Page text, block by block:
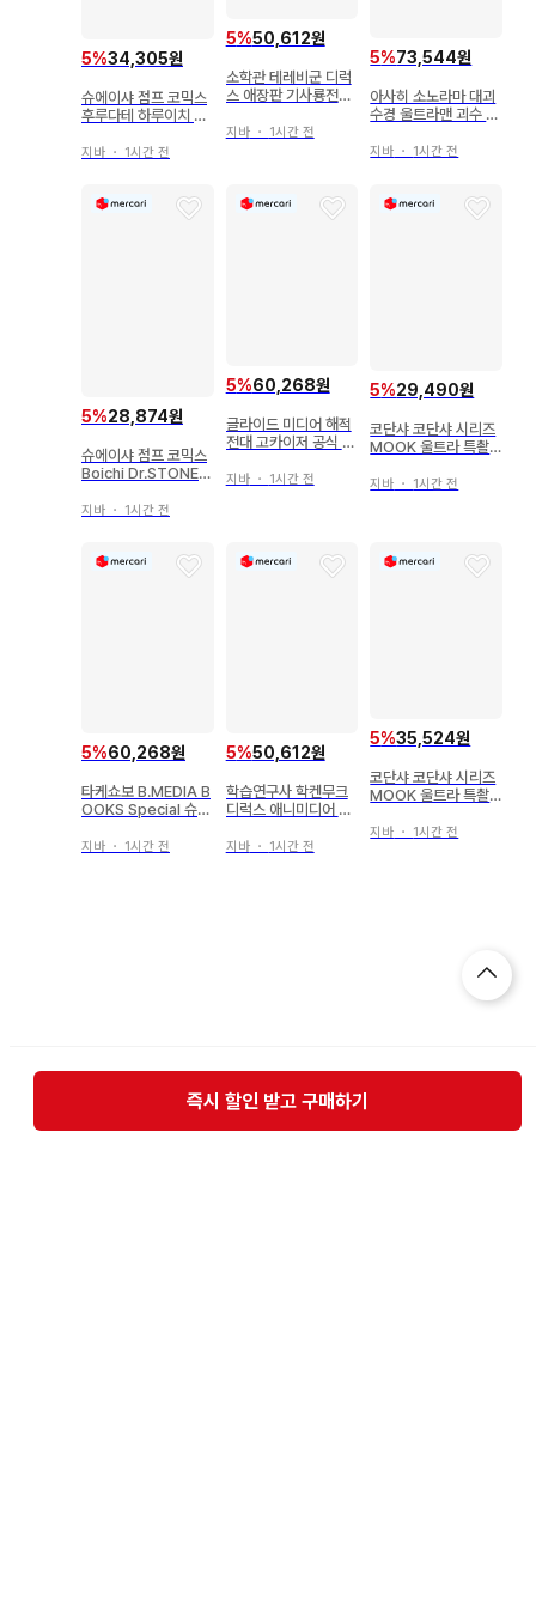
5%34,305원
슈에이샤 점프 코믹스
후루다테 하루이치 하
지바 ・ 1시간 전
5%50,612원
소학관 테레비군 디럭
스 애장판 기사룡전대
포함)
지바・ 1시간 전
5%73,544원
아사히 소노라마 대괴
수경 울트라맨 괴수 사
지바 ・ 1시간 전
5%28,874원
슈에이샤 점프 코믹스
Boichi Dr.STONE 1
지바 ・ 1시간 전
5%60,268원
글라이드 미디어 해적
전대 고카이저 공식 독
SENTAI 35th UNIV
지바・ 1시간 전
5%29,490원
코단샤 코단샤 시리즈
MOOK 울트라 특촬
K vol.06 울트라 Q
지바 ・ 1시간 전
5%60,268원
타케쇼보 B.MEDIA B
OOKS Special 슈퍼
997 (오비 포함)
지바 ・ 1시간 전
5%50,612원
학습연구사 학켄무크
디럭스 애니미디어 초
스 단쿠가 완전 수록판
지바・ 1시간 전
5%35,524원
코단샤 코단샤 시리즈
MOOK 울트라 특촬
K vol.29 카이쥬 부스
지바 ・ 1시간 전
즉시 할인 받고 구매하기